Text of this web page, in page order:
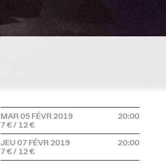
MAR 05 FÉVR 2019 20:00
JEU 07 FÉVR 2019 20:00